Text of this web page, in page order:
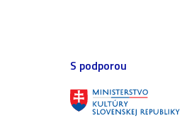
S podporou